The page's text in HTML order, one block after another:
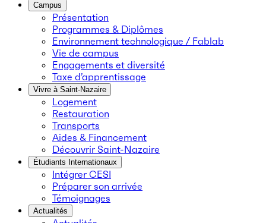
Campus
Présentation
Programmes & Diplômes
Environnement technologique / Fablab
Vie de campus
Engagements et diversité
Taxe d’apprentissage
Vivre à Saint-Nazaire
Logement
Restauration
Transports
Aides & Financement
Découvrir Saint-Nazaire
Étudiants Internationaux
Intégrer CESI
Préparer son arrivée
Témoignages
Actualités